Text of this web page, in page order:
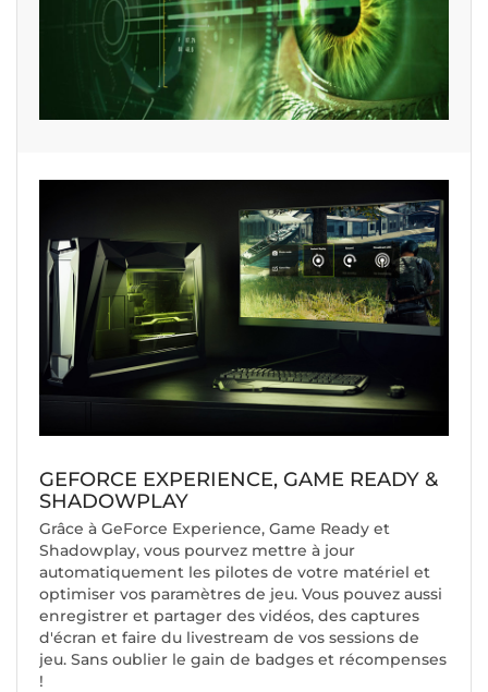
GEFORCE EXPERIENCE, GAME READY &
SHADOWPLAY
Grâce à GeForce Experience, Game Ready et
Shadowplay, vous pourvez mettre à jour
automatiquement les pilotes de votre matériel et
optimiser vos paramètres de jeu. Vous pouvez aussi
enregistrer et partager des vidéos, des captures
d'écran et faire du livestream de vos sessions de
jeu. Sans oublier le gain de badges et récompenses
!